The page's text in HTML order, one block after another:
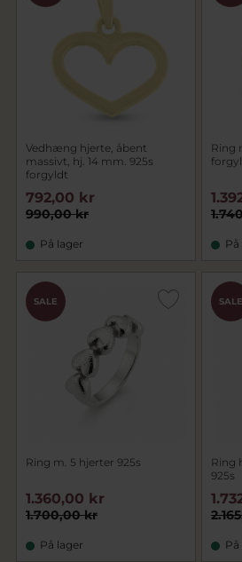
Vedhæng hjerte, åbent
massivt, hj. 14 mm. 925s
forgyldt
990,00 kr
792,00 kr
På lager
Ring
På
SALE
Ring m. 5 hjerter 925s
1.700,00 kr
1.360,00 kr
På lager
SALE
Ring
925s
På